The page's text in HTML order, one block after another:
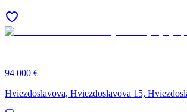
94 000 €
Hviezdoslavova, Hviezdoslavova 15,